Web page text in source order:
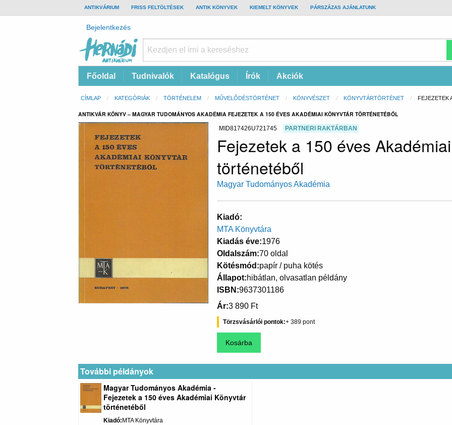
TOP
BAR
ANTIKVÁRIUM FRISS FELTÖLTÉSEK ANTIK KÖNYVEK KIEMELT KÖNYVEK PÁRSZÁZAS AJÁNLATUNK
Felhasználói
fiók
menüje
Bejelentkezés
Antikvárium
Online
Fő
navigáció
Főoldal Tudnivalók Katalógus Írók Akciók
Morzsa
CÍMLAP KATEGÓRIÁK TÖRTÉNELEM MŰVELŐDÉSTÖRTÉNET KÖNYVÉSZET KÖNYVTÁRTÖRTÉNET CURRENT:
FEJEZETEK
ANTIKVÁR KÖNYV – MAGYAR TUDOMÁNYOS AKADÉMIA FEJEZETEK A 150 ÉVES AKADÉMIAI KÖNYVTÁR TÖRTÉNETÉBŐL
MID817426U721745 PARTNERI RAKTÁRBAN
Fejezetek a 150 éves
történetéből
Magyar Tudományos Akadémia
Kiadó
MTA Könyvtára
Kiadás éve 1976
Oldalszám 70 oldal
Kötésmód papír / puha kötés
Állapot hibátlan, olvasatlan példány
ISBN 9637301186
Ár 3 890 Ft
Törzsvásárlói pontok 389
További példányok
Magyar Tudományos Akadémia -
Fejezetek a 150 éves Akadémiai Könyvtár
történetéből
Kiadó MTA Könyvtára